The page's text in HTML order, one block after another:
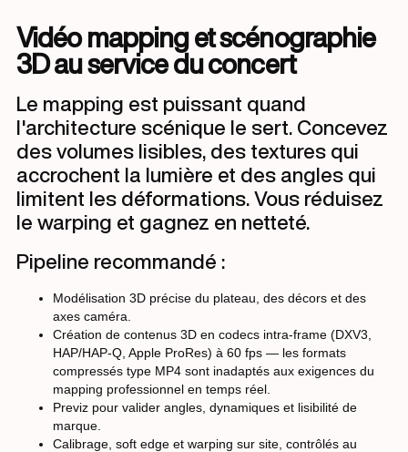
Vidéo mapping et scénographie
3D au service du concert
Le mapping est puissant quand
l'architecture scénique le sert. Concevez
des volumes lisibles, des textures qui
accrochent la lumière et des angles qui
limitent les déformations. Vous réduisez
le warping et gagnez en netteté.
Pipeline recommandé :
Modélisation 3D précise du plateau, des décors et des
axes caméra.
Création de contenus 3D en codecs intra-frame (DXV3,
HAP/HAP-Q, Apple ProRes) à 60 fps — les formats
compressés type MP4 sont inadaptés aux exigences du
mapping professionnel en temps réel.
Previz pour valider angles, dynamiques et lisibilité de
marque.
Calibrage, soft edge et warping sur site, contrôlés au